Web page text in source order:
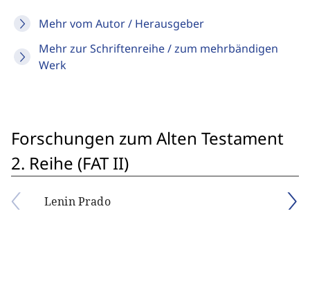
Mehr vom Autor / Herausgeber
Mehr zur Schriftenreihe / zum mehrbändigen
Werk
Forschungen zum Alten Testament
2. Reihe (FAT II)
Lenin Prado